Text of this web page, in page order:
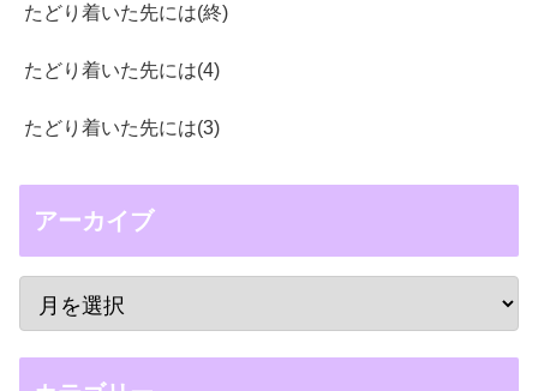
たどり着いた先には(終)
たどり着いた先には(4)
たどり着いた先には(3)
アーカイブ